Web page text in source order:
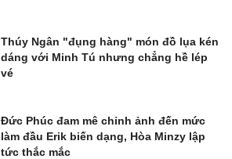
Thúy Ngân "đụng hàng" món đồ lụa kén
dáng với Minh Tú nhưng chẳng hề lép
vé
Đức Phúc đam mê chỉnh ảnh đến mức
làm đầu Erik biến dạng, Hòa Minzy lập
tức thắc mắc